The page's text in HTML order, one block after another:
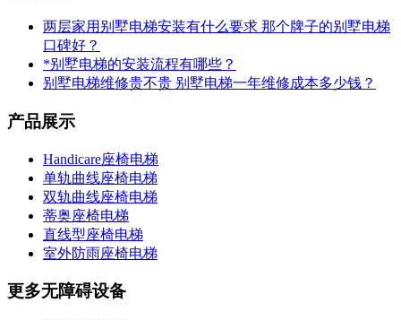
两层家用别墅电梯安装有什么要求 那个牌子的别墅电梯
口碑好？
*别墅电梯的安装流程有哪些？
别墅电梯维修贵不贵 别墅电梯一年维修成本多少钱？
产品展示
Handicare座椅电梯
单轨曲线座椅电梯
双轨曲线座椅电梯
蒂奥座椅电梯
直线型座椅电梯
室外防雨座椅电梯
更多无障碍设备